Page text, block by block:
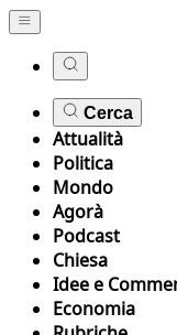
Cerca
Attualità
Politica
Mondo
Agorà
Podcast
Chiesa
Idee e
Economia